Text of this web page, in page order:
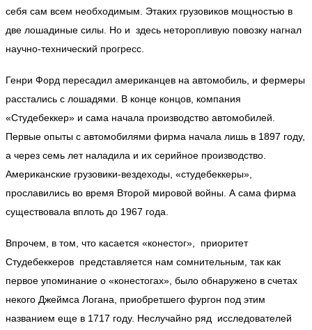
себя сам всем необходимым. Этаких грузовиков мощностью в
две лошадиные силы. Но и здесь неторопливую повозку нагнал
научно-технический прогресс.
Генри Форд пересадил американцев на автомобиль, и фермеры
расстались с лошадями. В конце концов, компания
«Студебеккер» и сама начала производство автомобилей.
Первые опыты с автомобилями фирма начала лишь в 1897 году,
а через семь лет наладила и их серийное производство.
Американские грузовики-вездеходы, «студебеккеры»,
прославились во время Второй мировой войны. А сама фирма
существовала вплоть до 1967 года.
Впрочем, в том, что касается «конестог», приоритет
Студебеккеров представляется нам сомнительным, так как
первое упоминание о «конестогах», было обнаружено в счетах
некого Джеймса Логана, приобретшего фургон под этим
названием еще в 1717 году. Неслучайно ряд исследователей